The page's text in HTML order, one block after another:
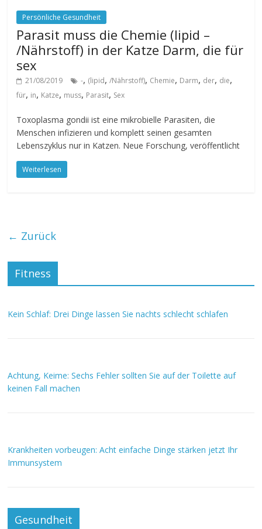
Persönliche Gesundheit
Parasit muss die Chemie (lipid –
/Nährstoff) in der Katze Darm, die für
sex
21/08/2019 -, (lipid,/Nährstoff), Chemie, Darm, der, die,
für, in, Katze, muss, Parasit, Sex
Toxoplasma gondii ist eine mikrobielle Parasiten, die
Menschen infizieren und komplett seinen gesamten
Lebenszyklus nur in Katzen. Neue Forschung, veröffentlicht
Weiterlesen
← Zurück
Fitness
Kein Schlaf: Drei Dinge lassen Sie nachts schlecht schlafen
Achtung, Keime: Sechs Fehler sollten Sie auf der Toilette auf
keinen Fall machen
Krankheiten vorbeugen: Acht einfache Dinge stärken jetzt Ihr
Immunsystem
Gesundheit